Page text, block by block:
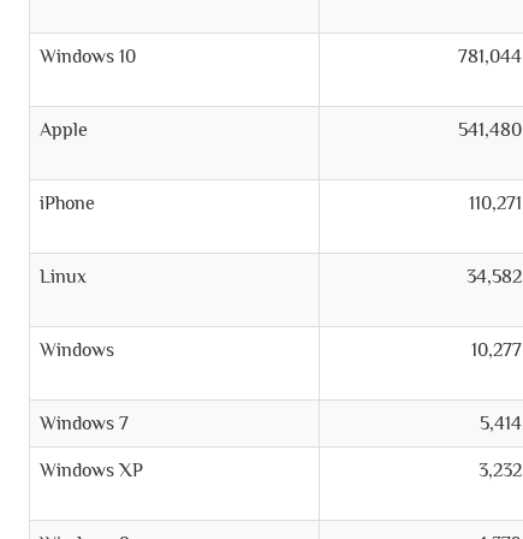
Windows 10 781,044
Apple 541,480
iPhone 110,271
Linux 34,582
Windows 10,277
Windows 7 5,414
Windows XP 3,232